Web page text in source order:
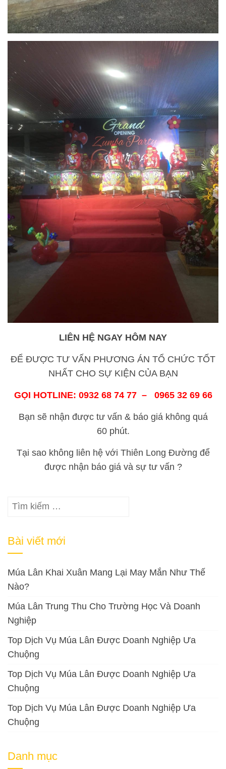
LIÊN HỆ NGAY HÔM NAY
ĐỂ ĐƯỢC TƯ VẤN PHƯƠNG ÁN TỔ CHỨC TỐT
NHẤT CHO SỰ KIỆN CỦA BẠN
GỌI HOTLINE: 0932 68 74 77 – 0965 32 69 66
Bạn sẽ nhận được tư vấn & báo giá không quá
60 phút.
Tại sao không liên hệ với Thiên Long Đường để
được nhận báo giá và sự tư vấn ?
Tìm
Bài viết mới
Múa Lân Khai Xuân Mang Lại May Mắn Như Thế
Nào?
Múa Lân Trung Thu Cho Trường Học Và Doanh
Nghiệp
Top Dịch Vụ Múa Lân Được Doanh Nghiệp Ưa
Chuộng
Top Dịch Vụ Múa Lân Được Doanh Nghiệp Ưa
Chuộng
Top Dịch Vụ Múa Lân Được Doanh Nghiệp Ưa
Chuộng
Danh mục